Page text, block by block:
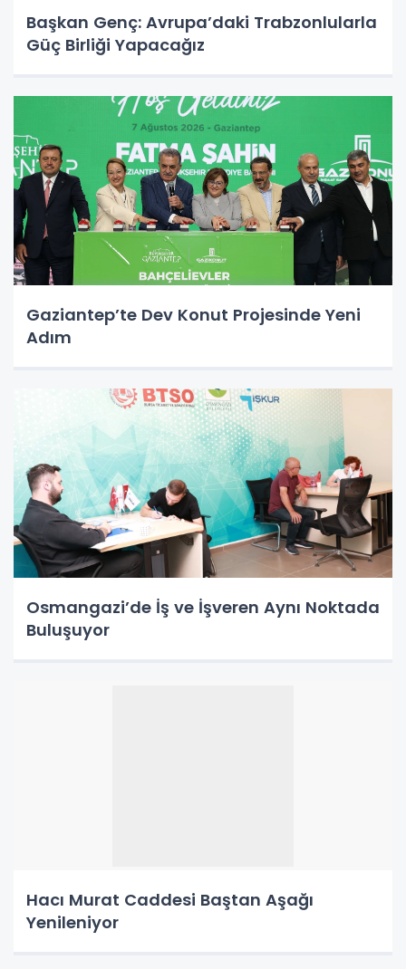
Başkan Genç: Avrupa’daki Trabzonlularla
Güç Birliği Yapacağız
Gaziantep’te Dev Konut Projesinde Yeni
Adım
Osmangazi’de İş ve İşveren Aynı Noktada
Buluşuyor
Hacı Murat Caddesi Baştan Aşağı
Yenileniyor